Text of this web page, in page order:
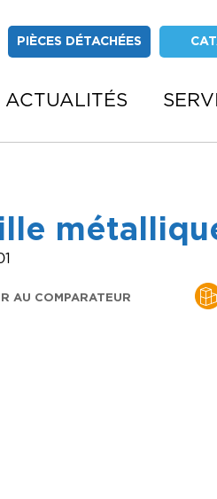
PIÈCES DÉTACHÉES
ACTUALITÉS
AU COMPARATEUR